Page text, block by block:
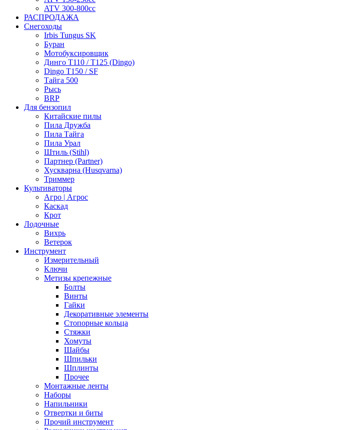
ATV 300-800cc
РАСПРОДАЖА
Снегоходы
Irbis Tungus SK
Буран
Мотобуксировщик
Динго T110 / T125 (Dingo)
Dingo T150 / SF
Тайга 500
Рысь
BRP
Для бензопил
Китайские пилы
Пила Дружба
Пила Тайга
Пила Урал
Штиль (Stihl)
Партнер (Partner)
Хускварна (Husqvarna)
Триммер
Культиваторы
Агро | Агрос
Каскад
Крот
Лодочные
Вихрь
Ветерок
Инструмент
Измерительный
Ключи
Метизы крепежные
Болты
Винты
Гайки
Декоративные элементы
Стопорные кольца
Стяжки
Хомуты
Шайбы
Шпильки
Шплинты
Прочее
Монтажные ленты
Наборы
Напильники
Отвертки и биты
Прочий инструмент